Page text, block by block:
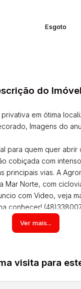
Esgoto
do Imóvel
em ótima
Imagens do
para quem quer
cobiçada com
principais vias. A
Mar Norte, com
com Video, veja
conhecer!
seus valores
vir a incidir sobre
Ver mais...
visita para